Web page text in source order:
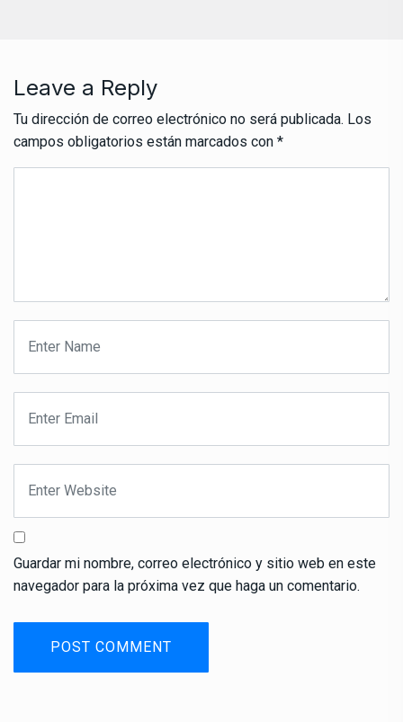
Leave a Reply
Tu dirección de correo electrónico no será publicada. Los
campos obligatorios están marcados con *
Guardar mi nombre, correo electrónico y sitio web en este
navegador para la próxima vez que haga un comentario.